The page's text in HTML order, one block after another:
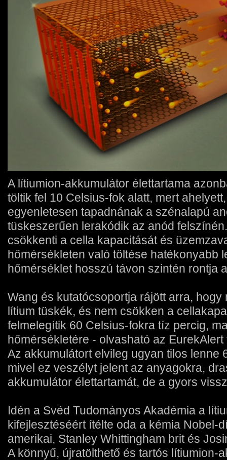
A lítiumion-akkumulátor élettartama
töltik fel 10 Celsius-fok alatt, mert
egyenletesen tapadnának a szénalapú
tüskeszerűen lerakódik az anód
csökkenti a cella kapacitását és
hőmérsékleten való töltése hatékonyabb
hőmérséklet hosszú távon szintén rontja
Wang és kutatócsoportja rájött arra,
lítium tüskék, és nem csökken a
felmelegítik 60 Celsius-fokra tíz percig,
hőmérsékletére - olvasható az
Az akkumulátort elvileg ugyan tilos lenne
mivel ez veszélyt jelent az anyagokra,
akkumulátor élettartamát, de a gyors
Idén a Svéd Tudományos Akadémia a
kifejlesztéséért ítélte oda a kémia Nobel-
amerikai, Stanley Whittingham brit és
A könnyű, újratölthető és tartós lítiumion-